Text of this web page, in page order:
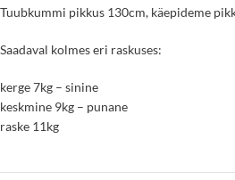
Tuubkummi pikkus 130cm, käepideme
Saadaval kolmes eri raskuses:
kerge 7kg – sinine
keskmine 9kg – punane
raske 11kg